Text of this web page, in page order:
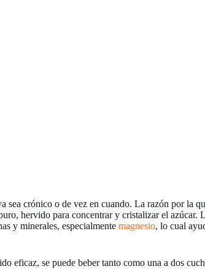
crónico o de vez en cuando. La razón por la
hervido para concentrar y cristalizar el azúcar.
y minerales, especialmente magnesio, lo cual
eficaz, se puede beber tanto como una a dos